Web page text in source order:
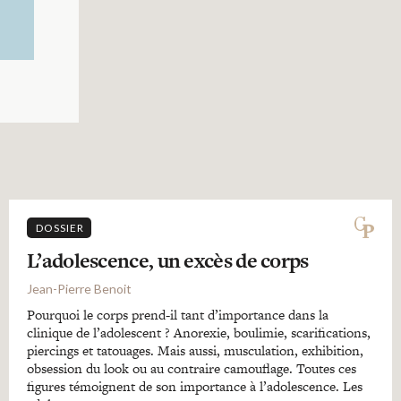
DOSSIER
L’adolescence, un excès de corps
Jean-Pierre Benoit
Pourquoi le corps prend-il tant d’importance dans la
clinique de l’adolescent ? Anorexie, boulimie, scarifications,
piercings et tatouages. Mais aussi, musculation, exhibition,
obsession du look ou au contraire camouflage. Toutes ces
figures témoignent de son importance à l’adolescence. Les